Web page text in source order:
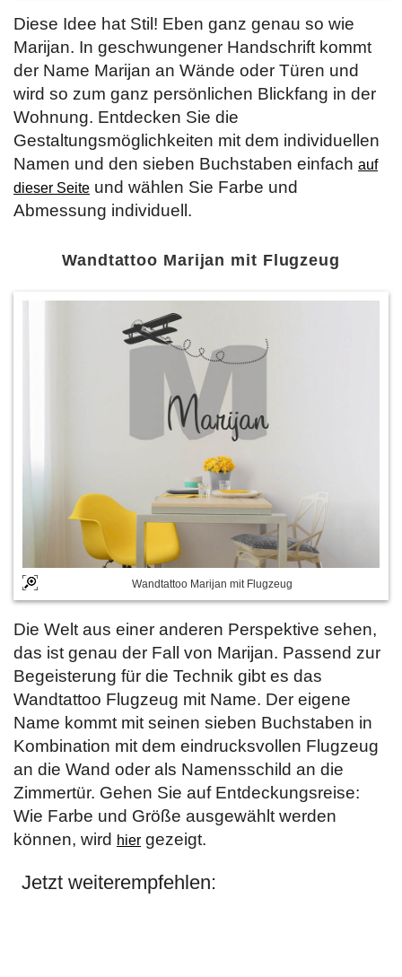
Diese Idee hat Stil! Eben ganz genau so wie
Marijan. In geschwungener Handschrift kommt
der Name Marijan an Wände oder Türen und
wird so zum ganz persönlichen Blickfang in der
Wohnung. Entdecken Sie die
Gestaltungsmöglichkeiten mit dem individuellen
Namen und den sieben Buchstaben einfach auf
dieser Seite und wählen Sie Farbe und
Abmessung individuell.
Wandtattoo Marijan mit Flugzeug
Wandtattoo Marijan mit Flugzeug
Die Welt aus einer anderen Perspektive sehen,
das ist genau der Fall von Marijan. Passend zur
Begeisterung für die Technik gibt es das
Wandtattoo Flugzeug mit Name. Der eigene
Name kommt mit seinen sieben Buchstaben in
Kombination mit dem eindrucksvollen Flugzeug
an die Wand oder als Namensschild an die
Zimmertür. Gehen Sie auf Entdeckungsreise:
Wie Farbe und Größe ausgewählt werden
können, wird hier gezeigt.
Jetzt weiterempfehlen: